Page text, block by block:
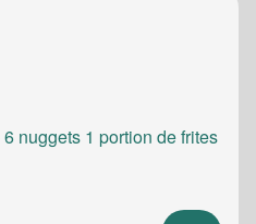
nuggets 1 portion de frites